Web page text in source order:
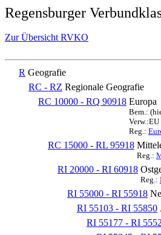
Regensburger
Zur Übersicht RVKO
R Geografie
RC - RZ Regionale Geografie
RC 10000 - RQ 90918 Europa
Bem.:
Reg.:
RC 15000 - RL 95918
Reg.:
RI 20000 - RI 60918
Reg.:
RI 55000 - RI 55918
RI 55103 - RI 55850
RI 55177 - RI